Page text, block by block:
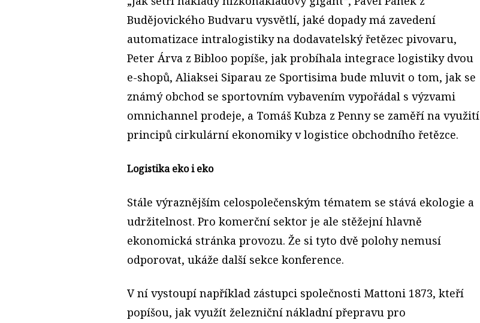
Budějovického Budvaru vysvětlí, jaké dopady má zavedení
automatizace intralogistiky na dodavatelský řetězec pivovaru,
Peter Árva z Bibloo popíše, jak probíhala integrace logistiky dvou
e-shopů, Aliaksei Siparau ze Sportisima bude mluvit o tom, jak se
známý obchod se sportovním vybavením vypořádal s výzvami
omnichannel prodeje, a Tomáš Kubza z Penny se zaměří na využití
principů cirkulární ekonomiky v logistice obchodního řetězce.
Logistika eko i eko
Stále výraznějším celospolečenským tématem se stává ekologie a
udržitelnost. Pro komerční sektor je ale stěžejní hlavně
ekonomická stránka provozu. Že si tyto dvě polohy nemusí
odporovat, ukáže další sekce konference.
V ní vystoupí například zástupci společnosti Mattoni 1873, kteří
popíšou, jak využít železniční nákladní přepravu pro